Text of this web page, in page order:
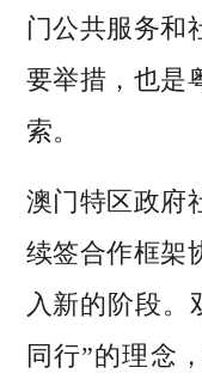
门公共服务和
要举措，也是
索。
澳门特区政府
续签合作框架
入新的阶段。
同行”的理念